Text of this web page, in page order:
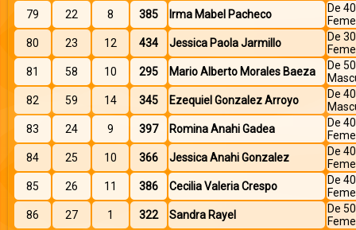
79
22 8 385 Irma Mabel Pacheco
De
80
23 12 434 Jessica Paola Jarmillo
De
81
58 10 295 Mario Alberto Morales Baeza
De
82
59 14 345 Ezequiel Gonzalez Arroyo
De
83
24 9 397 Romina Anahi Gadea
De
84
25 10 366 Jessica Anahi Gonzalez
De
85
26 11 386 Cecilia Valeria Crespo
De
86
27 1 322 Sandra Rayel
De